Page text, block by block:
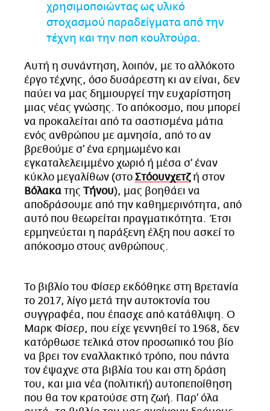
χρησιμοποιώντας ως υλικό
στοχασμού παραδείγματα από την
τέχνη και την ποπ κουλτούρα.
Αυτή η συνάντηση, λοιπόν, με το αλλόκοτο
έργο τέχνης, όσο δυσάρεστη κι αν είναι, δεν
παύει να μας δημιουργεί την ευχαρίστηση
μιας νέας γνώσης. Το απόκοσμο, που μπορεί
να προκαλείται από τα σαστισμένα μάτια
ενός ανθρώπου με αμνησία, από το αν
βρεθούμε σ’ ένα ερημωμένο και
εγκαταλελειμμένο χωριό ή μέσα σ’ έναν
κύκλο μεγαλίθων (στο Στόουνχετζ ή στον
Βόλακα της Τήνου), μας βοηθάει να
αποδράσουμε από την καθημερινότητα, από
αυτό που θεωρείται πραγματικότητα. Έτσι
ερμηνεύεται η παράξενη έλξη που ασκεί το
απόκοσμο στους ανθρώπους.
Το βιβλίο του Φίσερ εκδόθηκε στη Βρετανία
το 2017, λίγο μετά την αυτοκτονία του
συγγραφέα, που έπασχε από κατάθλιψη. Ο
Μαρκ Φίσερ, που είχε γεννηθεί το 1968, δεν
κατόρθωσε τελικά στον προσωπικό του βίο
να βρει τον εναλλακτικό τρόπο, που πάντα
τον έψαχνε στα βιβλία του και στη δράση
του, και μια νέα (πολιτική) αυτοπεποίθηση
που θα τον κρατούσε στη ζωή. Παρ’ όλα